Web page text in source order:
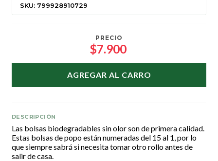
SKU: 799928910729
PRECIO
$7.900
AGREGAR AL CARRO
DESCRIPCIÓN
Las bolsas biodegradables sin olor son de primera calidad.
Estas bolsas de popo están numeradas del 15 al 1, por lo
que siempre sabrá si necesita tomar otro rollo antes de
salir de casa.